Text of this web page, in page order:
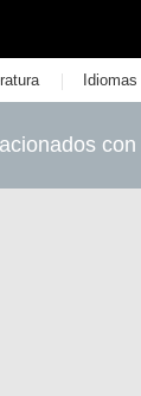
| Idiomas
con